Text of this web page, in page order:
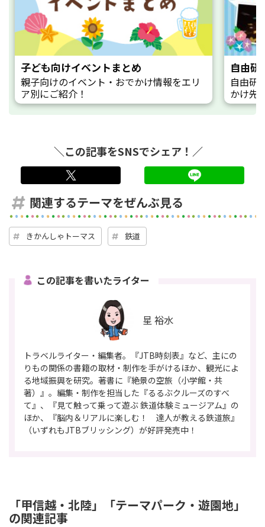
子ども向けイベントまとめ
親子向けのイベント・おでかけ情報をエリ
ア別にご紹介！
自由研
自由研
かけ先
＼この記事をSNSでシェア！／
関連するテーマをぜんぶ見る
きかんしゃトーマス 鉄道
この記事を書いたライター
星 裕水
トラベルライター・編集者。『JTB時刻表』など、主にの
りもの関係の書籍の取材・制作を手がけるほか、観光によ
る地域振興を研究。著書に『絶景の空旅（小学館・共
著）』。編集・制作を担当した『るるぶクルーズのすべ
て』、『見て触って乗って遊ぶ 鉄道体験ミュージアム』の
ほか、『脳内＆リアルに楽しむ！ 達人が教える鉄道旅』
（いずれもJTBブリッシング）が好評発売中！
「甲信越・北陸」「テーマパーク・遊園地」
の関連記事